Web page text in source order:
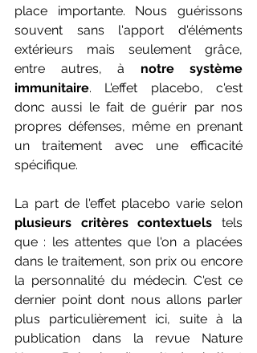
place importante. Nous guérissons
souvent sans l'apport d'éléments
extérieurs mais seulement grâce,
entre autres, à notre système
immunitaire. L'effet placebo, c'est
donc aussi le fait de guérir par nos
propres défenses, même en prenant
un traitement avec une efficacité
spécifique.
plusieurs critères contextuels tels
que : les attentes que l'on a placées
dans le traitement, son prix ou encore
la personnalité du médecin. C'est ce
dernier point dont nous allons parler
plus particulièrement ici, suite à la
publication dans la revue Nature